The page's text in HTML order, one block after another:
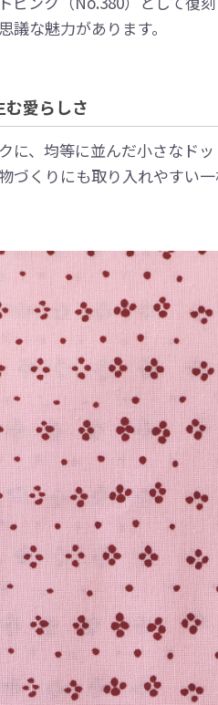
な魅力があります。
愛らしさ
に、均等に並んだ小さなド
づくりにも取り入れやすい